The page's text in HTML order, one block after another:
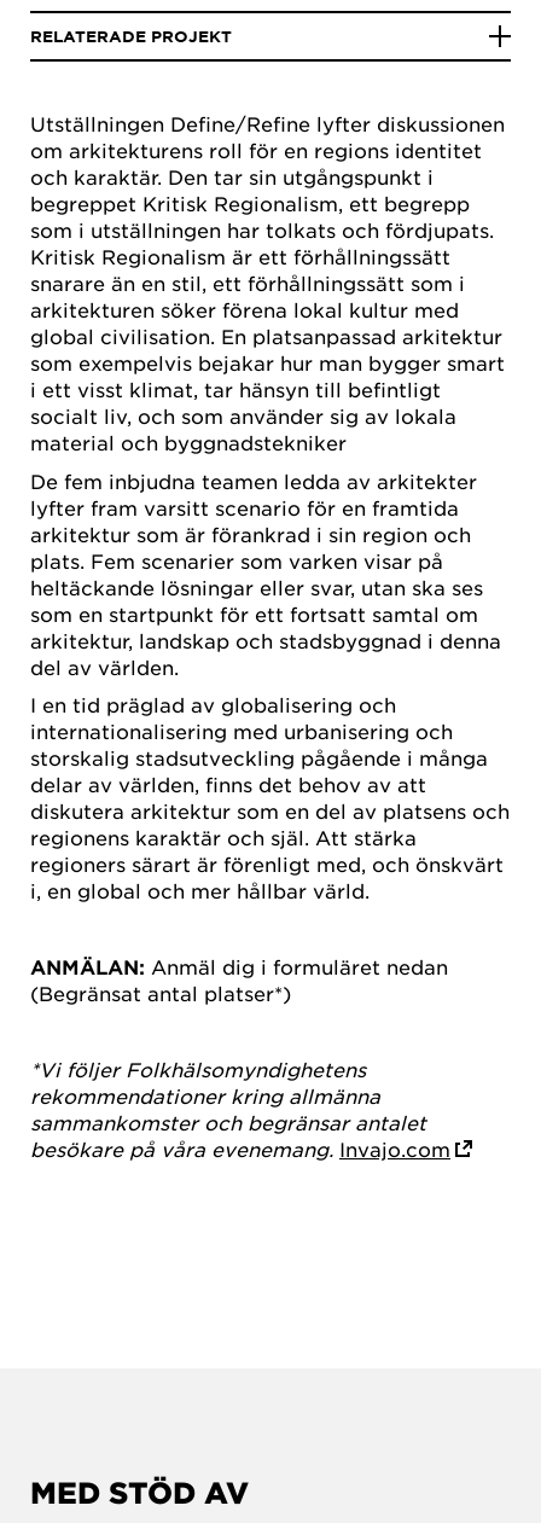
Utställningen Define/Refine lyfter diskussionen
om arkitekturens roll för en regions identitet
och karaktär. Den tar sin utgångspunkt i
begreppet Kritisk Regionalism, ett begrepp
som i utställningen har tolkats och fördjupats.
Kritisk Regionalism är ett förhållningssätt
snarare än en stil, ett förhållningssätt som i
arkitekturen söker förena lokal kultur med
global civilisation. En platsanpassad arkitektur
som exempelvis bejakar hur man bygger smart
i ett visst klimat, tar hänsyn till befintligt
socialt liv, och som använder sig av lokala
material och byggnadstekniker
De fem inbjudna teamen ledda av arkitekter
lyfter fram varsitt scenario för en framtida
arkitektur som är förankrad i sin region och
plats. Fem scenarier som varken visar på
heltäckande lösningar eller svar, utan ska ses
som en startpunkt för ett fortsatt samtal om
arkitektur, landskap och stadsbyggnad i denna
del av världen.
I en tid präglad av globalisering och
internationalisering med urbanisering och
storskalig stadsutveckling pågående i många
delar av världen, finns det behov av att
diskutera arkitektur som en del av platsens och
regionens karaktär och själ. Att stärka
regioners särart är förenligt med, och önskvärt
i, en global och mer hållbar värld.
ANMÄLAN: Anmäl dig i formuläret nedan
(Begränsat antal platser*)
*Vi följer Folkhälsomyndighetens
rekommendationer kring allmänna
sammankomster och begränsar antalet
besökare på våra evenemang. Invajo.com
RELATERADE PROJEKT
MED STÖD AV